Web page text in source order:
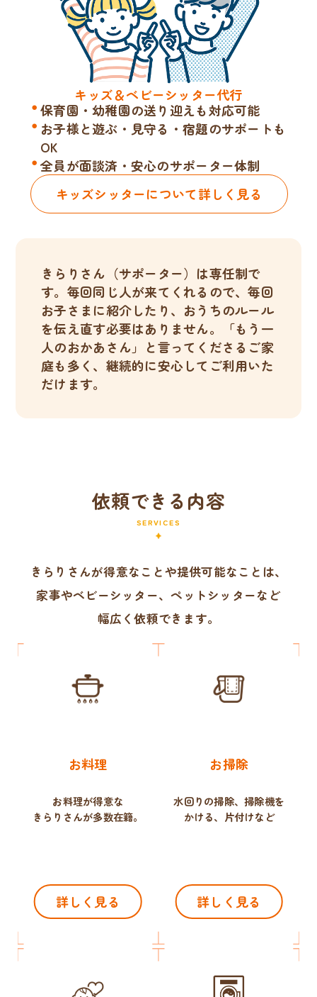
キッズ＆ベビーシッター代行
保育園・幼稚園の送り迎えも対応可能
お子様と遊ぶ・見守る・宿題のサポートも
OK
全員が面談済・安心のサポーター体制
キッズシッターについて詳しく見る
きらりさん（サポーター）は専任制で
す。毎回同じ人が来てくれるので、毎回
お子さまに紹介したり、おうちのルール
を伝え直す必要はありません。「もう一
人のおかあさん」と言ってくださるご家
庭も多く、継続的に安心してご利用いた
だけます。
依頼できる内容
SERVICES
きらりさんが得意なことや提供可能なことは、
家事やベビーシッター、ペットシッターなど
幅広く依頼できます。
お料理
お料理が得意な
きらりさんが多数在籍。
詳しく見る
お掃除
水回りの掃除、掃除機を
かける、片付けなど
詳しく見る